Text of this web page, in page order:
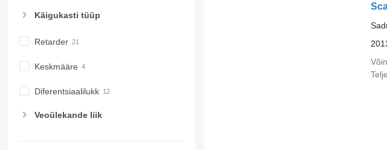
Käigukasti tüüp
Retarder
Keskmääre
Diferentsiaalilukk
Veoülekande liik